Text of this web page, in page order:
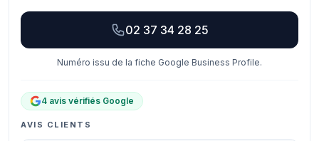
02 37 34 28 25
Numéro issu de la fiche Google Business Profile.
4 avis vérifiés Google
AVIS CLIENTS